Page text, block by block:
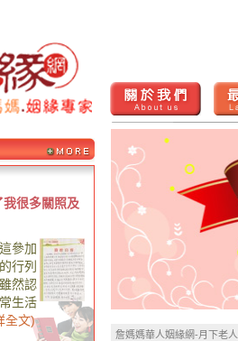
很多關照及
參加
行列
然認
生活
全文)
詹媽媽華人姻緣網-月下老